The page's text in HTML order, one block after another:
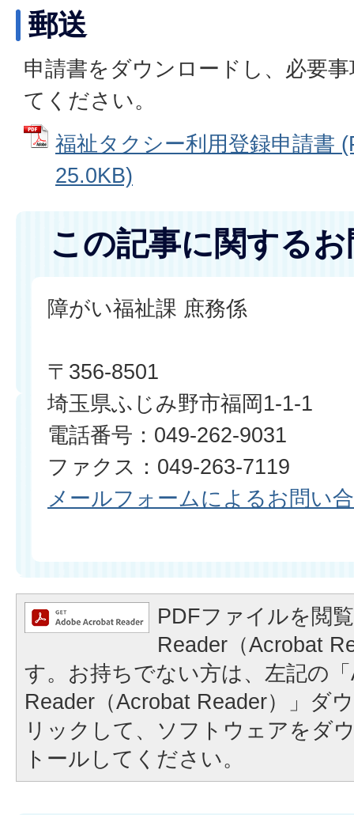
郵送
申請書をダウンロードし、必要
てください。
福祉タクシー利用登録申請書
25.0KB)
この記事に関する
障がい福祉課 庶務係
〒356-8501
埼玉県ふじみ野市福岡1-1-1
電話番号：049-262-9031
ファクス：049-263-7119​​​​​​​
メールフォームによるお問い
PDFファイルを閲
Reader（Acrobat
す。お持ちでない方は、左記の
Reader（Acrobat Reader）」ダ
リックして、ソフトウェアをダ
トールしてください。